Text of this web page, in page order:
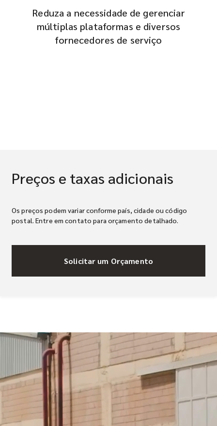
Reduza a necessidade de gerenciar
múltiplas plataformas e diversos
fornecedores de serviço
Preços e taxas adicionais
Os preços podem variar conforme país, cidade ou código
postal. Entre em contato para orçamento detalhado.
Solicitar um Orçamento